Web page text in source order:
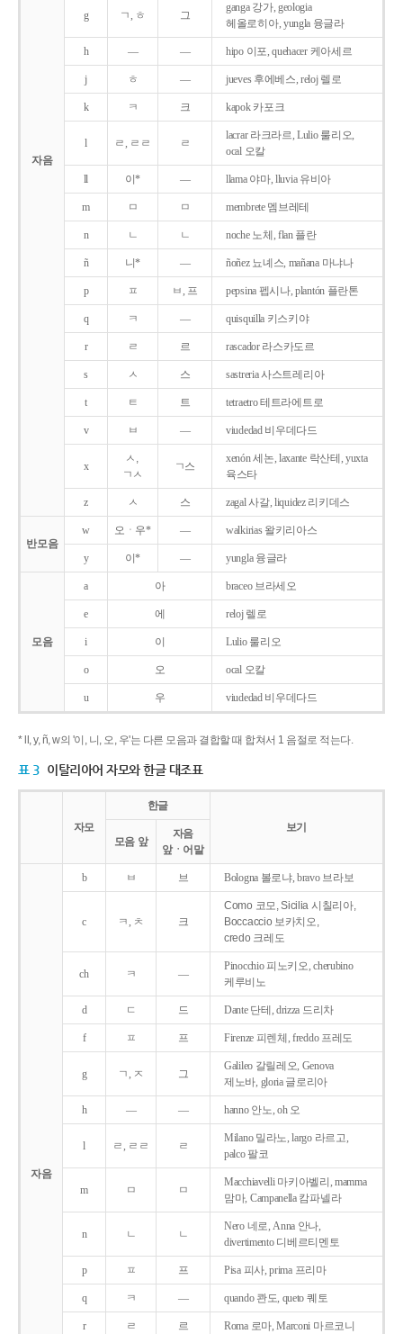
자음
g ㄱ, ㅎ 그
ganga 강가, geologia
헤올로히아, yungla 융글라
h ― ― hipo 이포, quehacer 케아세르
j ㅎ ― jueves 후에베스, reloj 렐로
k ㅋ 크 kapok 카포크
l ㄹ, ㄹㄹ ㄹ
lacrar 라크라르, Lulio 룰리오,
ocal 오칼
ll 이* ― llama 야마, lluvia 유비아
m ㅁ ㅁ membrete 멤브레테
n ㄴ ㄴ noche 노체, flan 플란
ñ 니* ― ñoñez 뇨녜스, mañana 마냐나
p ㅍ ㅂ, 프 pepsina 펩시나, plantón 플란톤
q ㅋ ― quisquilla 키스키야
r ㄹ 르 rascador 라스카도르
s ㅅ 스 sastreria 사스트레리아
t ㅌ 트 tetraetro 테트라에트로
v ㅂ ― viudedad 비우데다드
x
ㅅ,
ㄱㅅ
ㄱ스
xenón 세논, laxante 락산테, yuxta
육스타
z ㅅ 스 zagal 사갈, liquidez 리키데스
반모음
w 오ㆍ우* ― walkirias 왈키리아스
y 이* ― yungla 융글라
모음
a 아 braceo 브라세오
e 에 reloj 렐로
i 이 Lulio 룰리오
o 오 ocal 오칼
u 우 viudedad 비우데다드
* ll, y, ñ, w의 '이, 니, 오, 우'는 다른 모음과 결합할 때 합쳐서 1 음절로 적는다.
표 3 이탈리아어 자모와 한글 대조표
자모
한글
보기
모음 앞
자음
앞ㆍ어말
자음
b ㅂ 브 Bologna 볼로냐, bravo 브라보
c ㅋ, ㅊ 크
Como 코모, Sicilia 시칠리아,
Boccaccio 보카치오,
credo 크레도
ch ㅋ ―
Pinocchio 피노키오, cherubino
케루비노
d ㄷ 드 Dante 단테, drizza 드리차
f ㅍ 프 Firenze 피렌체, freddo 프레도
g ㄱ, ㅈ 그
Galileo 갈릴레오, Genova
제노바, gloria 글로리아
h ― ― hanno 안노, oh 오
l ㄹ, ㄹㄹ ㄹ
Milano 밀라노, largo 라르고,
palco 팔코
m ㅁ ㅁ
Macchiavelli 마키아벨리, mamma
맘마, Campanella 캄파넬라
n ㄴ ㄴ
Nero 네로, Anna 안나,
divertimento 디베르티멘토
p ㅍ 프 Pisa 피사, prima 프리마
q ㅋ ― quando 콴도, queto 퀘토
r ㄹ 르 Roma 로마, Marconi 마르코니